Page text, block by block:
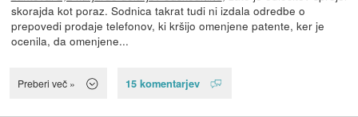
skorajda kot poraz. Sodnica takrat tudi ni izdala odredbe o
prepovedi prodaje telefonov, ki kršijo omenjene patente, ker je
ocenila, da omenjene...
Preberi več » 15 komentarjev